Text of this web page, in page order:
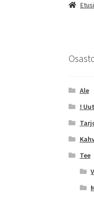
Ale
!
Tee